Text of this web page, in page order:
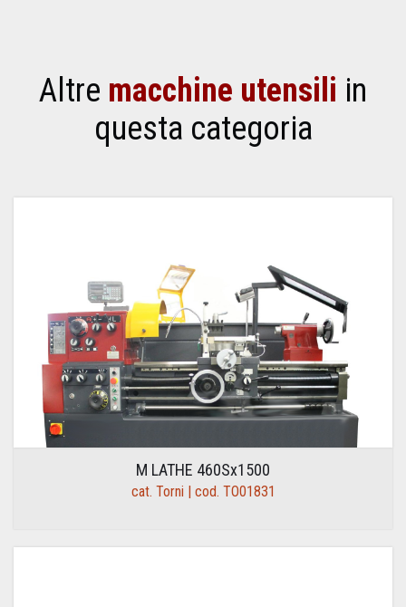
Altre macchine utensili in
questa categoria
M LATHE 460Sx1500
cat. Torni | cod. TO01831